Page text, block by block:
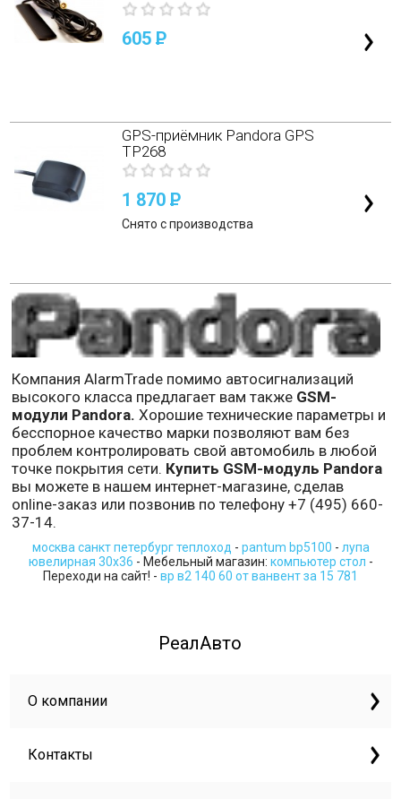
605P
GPS-приёмник Pandora GPS
TP268
1 870P
Снято с производства
Компания AlarmTrade помимо автосигнализаций
высокого класса предлагает вам также GSM-
модули Pandora.Хорошие технические параметры и
бесспорное качество марки позволяют вам без
проблем контролировать свой автомобиль в любой
точке покрытия сети. Купить GSM-модуль Pandora
вы можете в нашем интернет-магазине, сделав
online-заказ или позвонив по телефону +7 (495) 660-
37-14.
москва санкт петербург теплоход - pantum bp5100 - лупа
ювелирная 30х36 - Мебельный магазин: компьютер стол -
Переходи на сайт! - вр в2 140 60 от ванвент за 15 781
РеалАвто
О компании
Контакты